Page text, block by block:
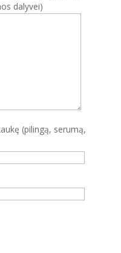
dalyvei)
(pilingą, serumą,